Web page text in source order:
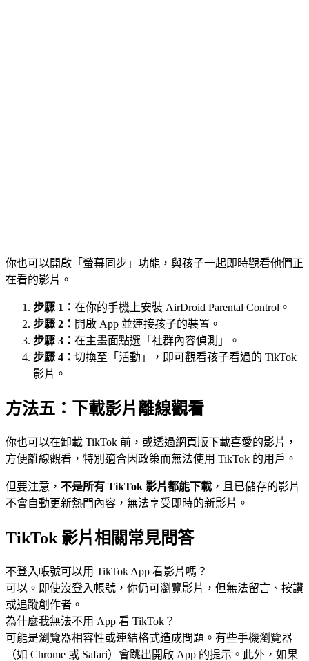
你也可以開啟「螢幕同步」功能，與孩子一起即時觀看他們正
在看的影片。
步驟 1： 在你的手機上安裝 AirDroid Parental Control。
步驟 2： 開啟 App 並連接孩子的裝置。
步驟 3： 在主畫面點選「社群內容偵測」。
步驟 4： 切換至「活動」，即可觀看孩子看過的 TikTok
影片。
方法五：下載影片離線觀看
你也可以在卸載 TikTok 前，或透過網頁版下載喜愛的影片，
方便離線觀看，特別適合因政策而無法使用 TikTok 的用戶。
但要注意， 不是所有 TikTok 影片都能下載 ，且已儲存的影片
不會自動更新熱門內容，無法享受即時的新影片。
TikTok 影片相關常見問答
不登入帳號可以用 TikTok App 看影片嗎？
可以。即使沒登入帳號，你仍可瀏覽影片，但無法留言、按讚
或追蹤創作者。
為什麼我無法不用 App 看 TikTok？
可能是瀏覽器相容性或連結格式造成問題。有些手機瀏覽器
（如 Chrome 或 Safari）會跳出開啟 App 的提示。此外，如果